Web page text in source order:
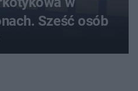
Sześć osób